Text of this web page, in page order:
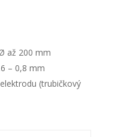
až 200 mm
– 0,8 mm
(trubičkový